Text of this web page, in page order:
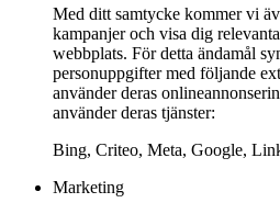
Med ditt samtycke kommer vi
kampanjer och visa dig
webbplats. För detta ändamål
personuppgifter med följande
använder deras
använder deras tjänster:
Bing, Criteo, Meta, Google,
Marketing